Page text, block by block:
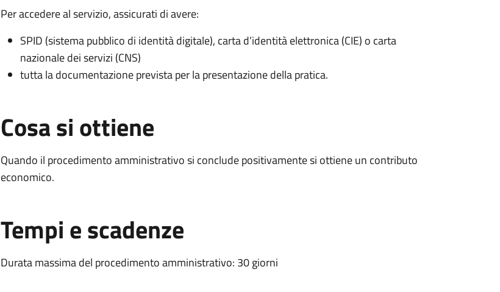
Per accedere al servizio, assicurati di avere:
SPID (sistema pubblico di identità digitale), carta d’identità elettronica (CIE) o carta
nazionale dei servizi (CNS)
tutta la documentazione prevista per la presentazione della pratica.
Cosa si ottiene
Quando il procedimento amministrativo si conclude positivamente si ottiene un contributo
economico.
Tempi e scadenze
Durata massima del procedimento amministrativo: 30 giorni